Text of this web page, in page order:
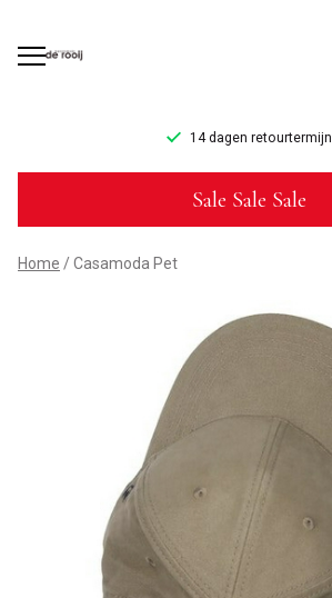
14 dagen retourtermijn
Casamoda
Pet
Mannenmode
Sale Sale Sale
Home Casamoda Pet